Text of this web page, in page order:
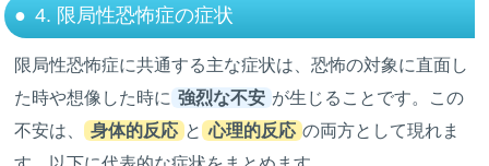
4. 限局性恐怖症の症状
限局性恐怖症に共通する主な症状は、恐怖の対象に直面し
た時や想像した時に 強烈な不安 が生じることです。この
不安は、 身体的反応 と 心理的反応 の両方として現れま